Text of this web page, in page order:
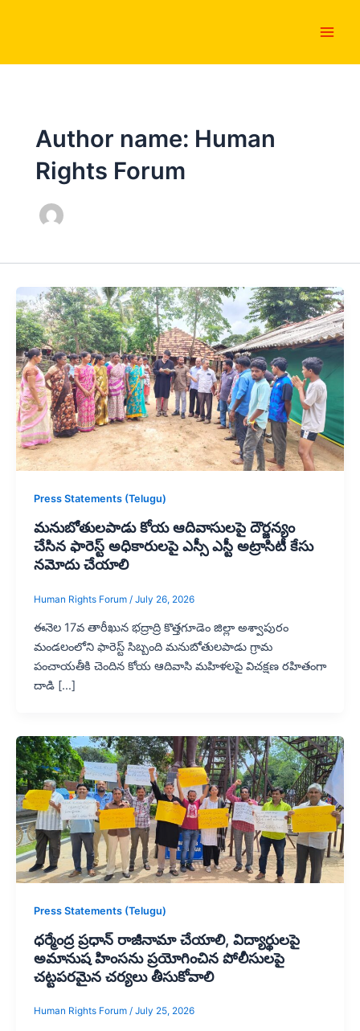
Author name: Human
Rights Forum
Press Statements (Telugu)
మనుబోతులపాడు కోయ ఆదివాసులపై దౌర్జన్యం
చేసిన ఫారెస్ట్ అధికారులపై ఎస్సీ ఎస్టీ అట్రాసిటీ కేసు
నమోదు చేయాలి
Human Rights Forum / July 26, 2026
ఈనెల 17వ తారీఖున భద్రాద్రి కొత్తగూడెం జిల్లా అశ్వాపురం
మండలంలోని ఫారెస్ట్ సిబ్బంది మనుబోతులపాడు గ్రామ
పంచాయతీకి చెందిన కోయ ఆదివాసి మహిళలపై విచక్షణ రహితంగా
దాడి […]
Press Statements (Telugu)
ధర్మేంద్ర ప్రధాన్ రాజీనామా చేయాలి, విద్యార్థులపై
అమానుష హింసను ప్రయోగించిన పోలీసులపై
చట్టపరమైన చర్యలు తీసుకోవాలి
Human Rights Forum / July 25, 2026